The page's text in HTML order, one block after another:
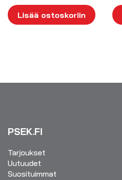
Lisää ostoskoriin
PSEK.FI
Tarjoukset
Uutuudet
Suosituimmat